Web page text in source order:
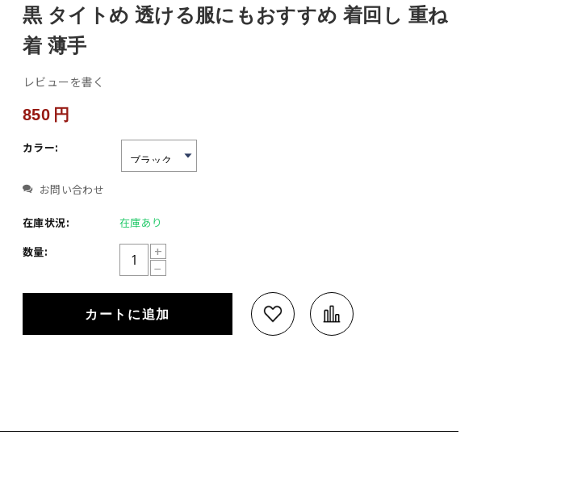
黒 タイトめ 透ける服にもおすすめ 着回し 重ね
着 薄手
レビューを書く
850 円
カラー:
お問い合わせ
在庫状況:
在庫あり
数量:
+
−
カートに追加